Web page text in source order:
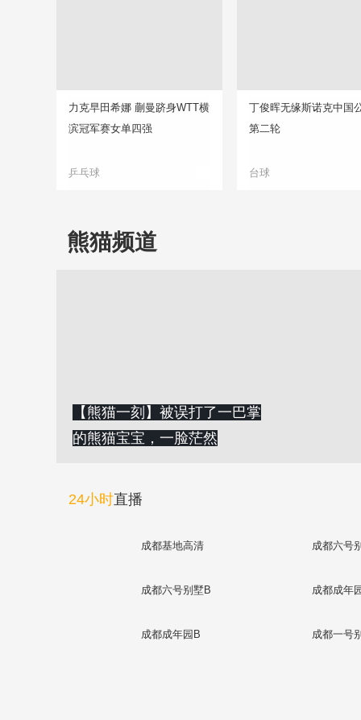
力克早田希娜 蒯曼跻身WTT横
滨冠军赛女单四强
乒乓球
丁俊晖无缘斯诺克中国
第二轮
台球
熊猫频道
【熊猫一刻】被误打了一巴掌
的熊猫宝宝，一脸茫然
24小时直播
成都基地高清 成都六号
成都六号别墅B 成都成年
成都成年园B 成都一号